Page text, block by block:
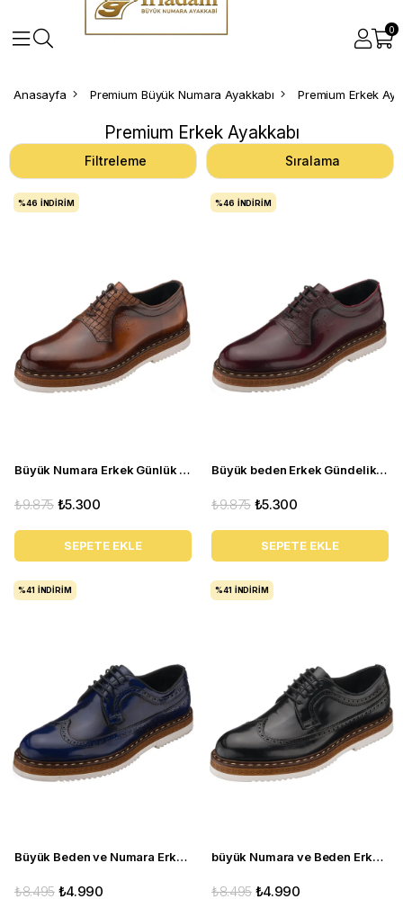
0
Anasayfa Premium Büyük Numara Ayakkabı Premium Erkek
Premium Erkek Ayakkabı
Filtreleme Sıralama
Büyük Numara Erkek Günlük Ayakkabı - GS4138 Taba
₺5.300
₺9.875
SEPETE EKLE
%46 İNDIRIM
Büyük beden Erkek Gündelik Deri Ayakkabı - GS4138 Bordo
₺5.300
₺9.875
SEPETE EKLE
%46 İNDIRIM
Büyük Beden ve Numara Erkek Günlük Ayakkabı - YKP713 Lacivert Açma
₺4.990
₺8.495
%41 İNDIRIM
büyük Numara ve Beden Erkek Günlük Deri Ayakkabı - YKP713 Siyah Açma
₺4.990
₺8.495
%41 İNDIRIM